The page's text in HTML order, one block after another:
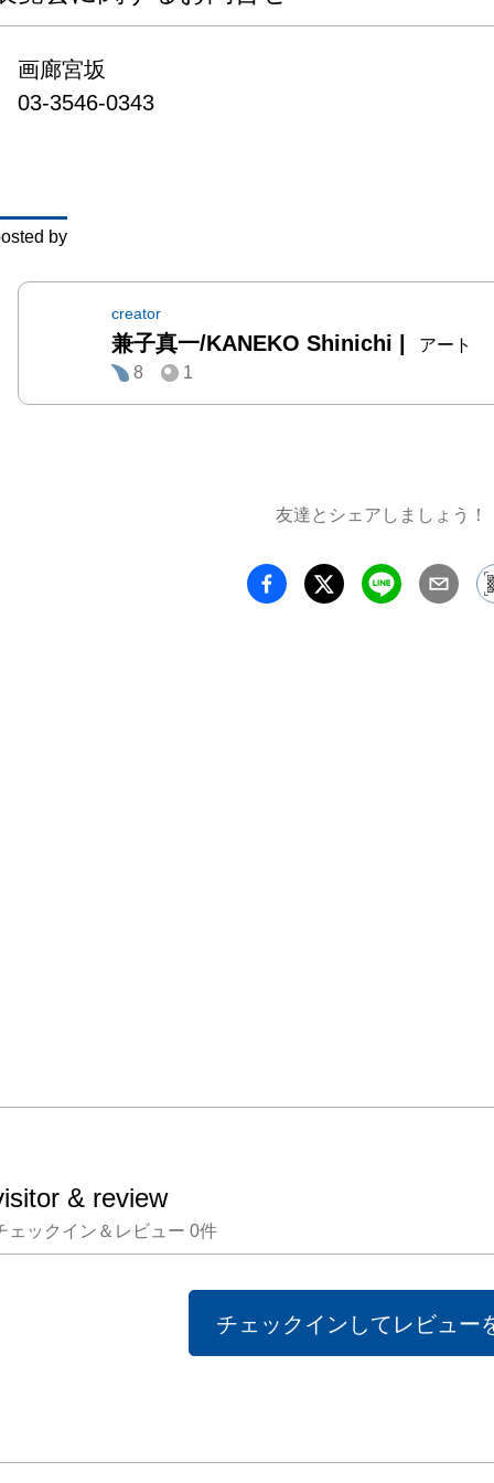
【 テ
トメン
事実
なぜだ
おき、
してい
画廊宮坂
03-3546-0343
by
creator
兼子真一/KANEKO Shinichi |
アート
8
1
友達とシェアしましょう！
& review
ェックイン＆レビュー 0件
チェックインしてレビュー